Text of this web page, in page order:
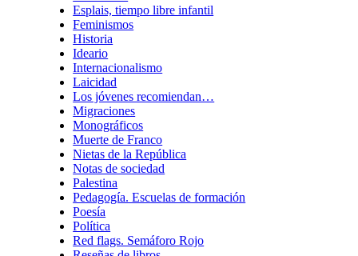
Esplais, tiempo libre infantil
Feminismos
Historia
Ideario
Internacionalismo
Laicidad
Los jóvenes recomiendan…
Migraciones
Monográficos
Muerte de Franco
Nietas de la República
Notas de sociedad
Palestina
Pedagogía. Escuelas de formación
Poesía
Política
Red flags. Semáforo Rojo